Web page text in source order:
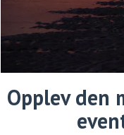
Opplev den